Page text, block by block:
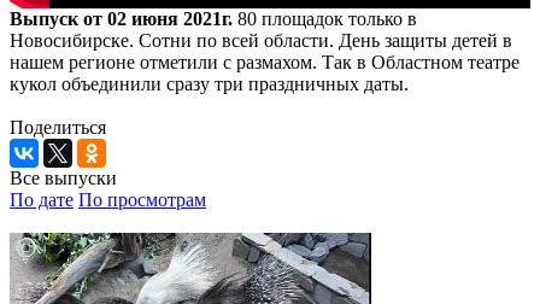
Выпуск от 02 июня 2021г. 80 площадок только в
Новосибирске. Сотни по всей области. День защиты детей в
нашем регионе отметили с размахом. Так в Областном театре
кукол объединили сразу три праздничных даты.
Поделиться
Все выпуски
По дате По просмотрам